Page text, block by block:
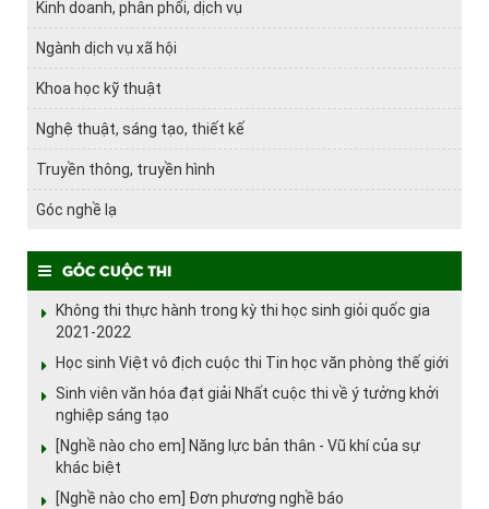
Kinh doanh, phân phối, dịch vụ
Ngành dịch vụ xã hội
Khoa học kỹ thuật
Nghệ thuật, sáng tạo, thiết kế
Truyền thông, truyền hình
Góc nghề lạ
Góc cuộc thi
Không thi thực hành trong kỳ thi học sinh giỏi quốc gia
2021-2022
Học sinh Việt vô địch cuộc thi Tin học văn phòng thế giới
Sinh viên văn hóa đạt giải Nhất cuộc thi về ý tưởng khởi
nghiệp sáng tạo
[Nghề nào cho em] Năng lực bản thân - Vũ khí của sự
khác biệt
[Nghề nào cho em] Đơn phương nghề báo